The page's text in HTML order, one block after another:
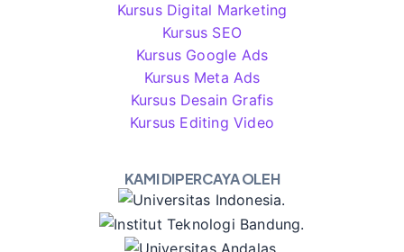
Kursus Digital Marketing
Kursus SEO
Kursus Google Ads
Kursus Meta Ads
Kursus Desain Grafis
Kursus Editing Video
KAMI DIPERCAYA OLEH